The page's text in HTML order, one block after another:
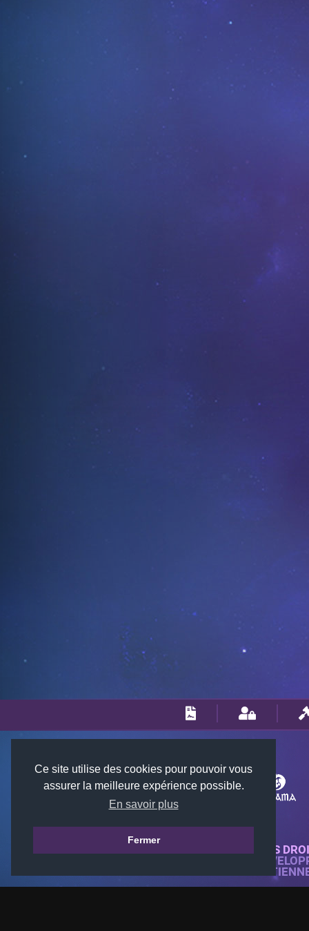
Ce site utilise des cookies pour pouvoir vous
assurer la meilleure expérience possible.
En savoir plus
Fermer
© 2018-2026 KTARENA. TOUS
SITE WEB ENTIÈREMENT
TOUTES LES IMAGES